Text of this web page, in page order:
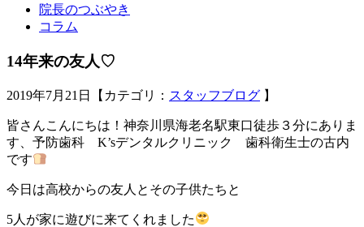
院長のつぶやき
コラム
14年来の友人♡
2019年7月21日【カテゴリ： スタッフブログ 】
皆さんこんにちは！神奈川県海老名駅東口徒歩３分にありま
す、予防歯科 K’sデンタルクリニック 歯科衛生士の古内
です
今日は高校からの友人とその子供たちと
5人が家に遊びに来てくれました